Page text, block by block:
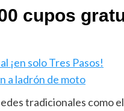
cupos
¡en solo Tres Pasos!
a ladrón de moto
tradicionales como